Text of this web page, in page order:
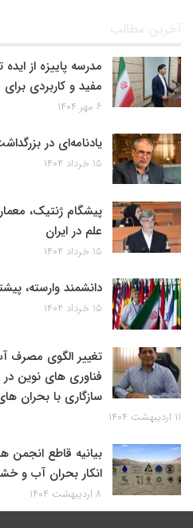
آخرین مطالب
مدرسه پاییزه از
مفید و کاربردی
۶ مهر ۱۴۰۴
یادنامه‌ای در
۱۵ خرداد ۱۴۰۴
پیشگام ژنتیک،
علم در ایران
۱۵ خرداد ۱۴۰۴
دانشمند وارسته،
۱۵ خرداد ۱۴۰۴
تغییر الگوی مصرف
فناوری های نوین
سازگاری با بحران
۱۱ اردیبهشت ۱۴۰۴
بیانیه قاطع انجمن
انکار بحران آب و
۸ اردیبهشت ۱۴۰۴